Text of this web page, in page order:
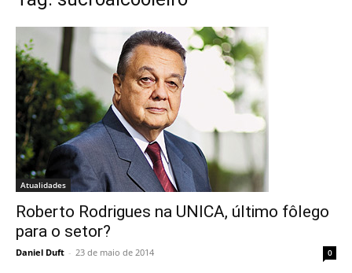
Atualidades
Roberto Rodrigues na UNICA, último fôlego
para o setor?
Daniel Duft - 23 de maio de 2014 0